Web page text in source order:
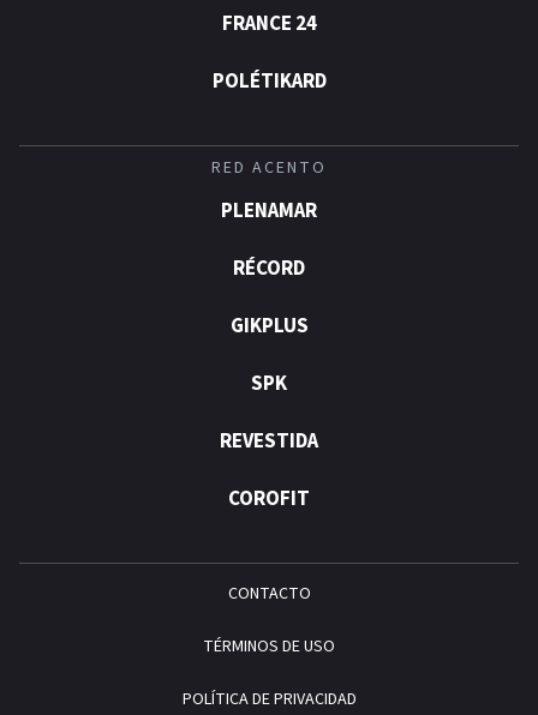
FRANCE 24
POLÉTIKARD
RED ACENTO
PLENAMAR
RÉCORD
GIKPLUS
SPK
REVESTIDA
COROFIT
CONTACTO
TÉRMINOS DE USO
POLÍTICA DE PRIVACIDAD